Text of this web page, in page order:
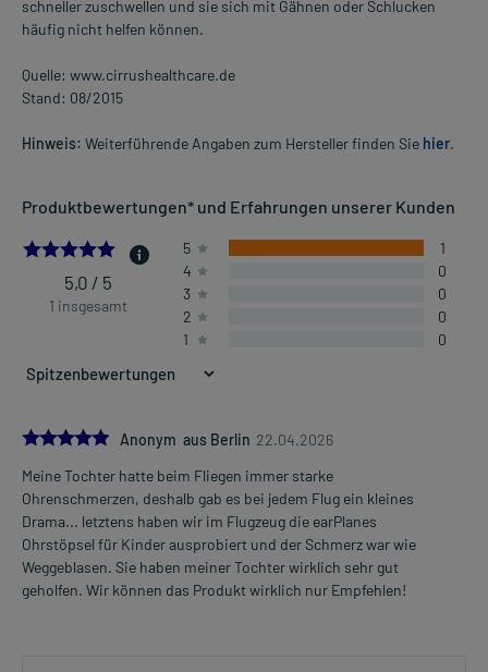
schneller zuschwellen und sie sich mit Gähnen oder Schlucken
häufig nicht helfen können.
Quelle: www.cirrushealthcare.de
Stand: 08/2015
Hinweis: Weiterführende Angaben zum Hersteller finden Sie hier.
Produktbewertungen* und Erfahrungen unserer Kunden
5.0
5,0 / 5
1 insgesamt
5
1
4
0
3
0
2
0
1
0
5.0Anonym aus Berlin 22.04.2026
Meine Tochter hatte beim Fliegen immer starke
Ohrenschmerzen, deshalb gab es bei jedem Flug ein kleines
Drama... letztens haben wir im Flugzeug die earPlanes
Ohrstöpsel für Kinder ausprobiert und der Schmerz war wie
Weggeblasen. Sie haben meiner Tochter wirklich sehr gut
geholfen. Wir können das Produkt wirklich nur Empfehlen!